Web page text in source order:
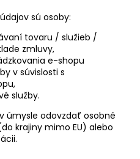
sú osoby:
tovaru / služieb /
zmluvy,
e-shopu
v súvislosti s
služby.
úmysle odovzdať osobné
krajiny mimo EU) alebo